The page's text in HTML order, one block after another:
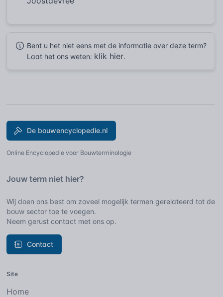
Bent u het niet eens met de informatie over deze term?
Laat het ons weten: klik hier.
De bouwencyclopedie.nl
Online Encyclopedie voor Bouwterminologie
Jouw term niet hier?
Wij doen ons best om zoveel mogelijk termen gerelateerd tot de
bouw sector toe te voegen.
Neem gerust contact met ons op.
Contact
Site
Home